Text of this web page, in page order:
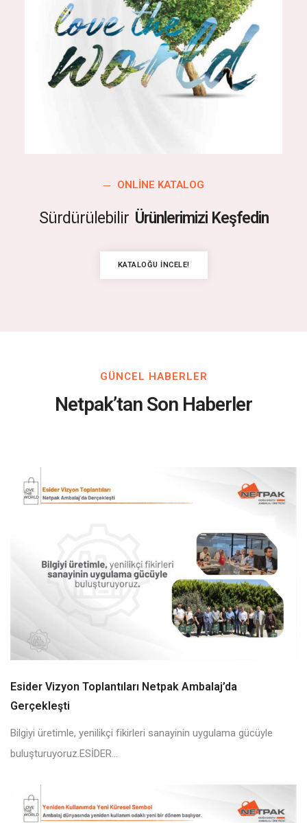
ONLINE KATALOG
Sürdürülebilir Ürünlerimizi Keşfedin
KATALOĞU İNCELE!
GÜNCEL HABERLER
Netpak’tan Son Haberler
Esider Vizyon Toplantıları Netpak Ambalaj’da
Gerçekleşti
Bilgiyi üretimle, yenilikçi fikirleri sanayinin uygulama gücüyle
buluşturuyoruz.ESİDER...